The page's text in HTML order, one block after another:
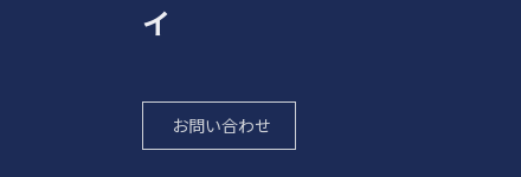
イ
お問い合わせ